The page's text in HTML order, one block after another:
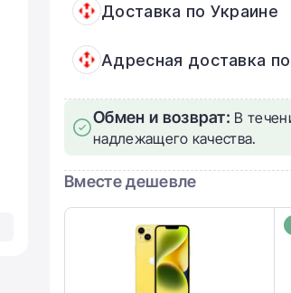
Доставка по Украине
Адресная доставка
Обмен и возврат: В
надлежащего качества.
Вместе дешевле